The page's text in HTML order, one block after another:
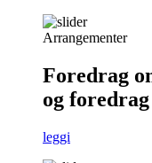
Arrangementer
Foredrag
og
leggi